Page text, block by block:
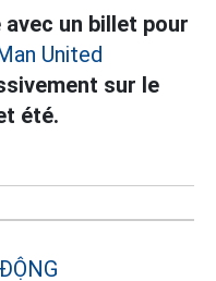
un billet pour
United
sur le
été.